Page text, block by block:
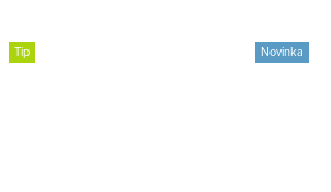
Tip Novinka